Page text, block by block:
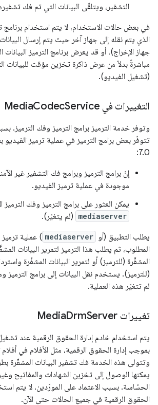
التشفير، ويتلقّى البيانات التي تم فك
في بعض حالات الاستخدام، لا يتم استخدام برنامج
الذي يتم نقله إلى جهاز آخر حيث يتم إرسال
جهاز الإخراج)، أو قد يعرض برنامج الترميز
مباشرةً بدلاً من عرض ذاكرة تخزين مؤقت للبيانات
(تشغيل الفيديو).
التغييرات في Media CodecService
وتوفر خدمة الترميز برامج الترميز وفك الترميز.
7.0:
إنّ برامج الترميز وبرامج فك التشفير غير
موجودة في عملية ترميز الفيديو.
يمكن العثور على برامج الترميز وفك الترميز
mediaserver (لم يتغيّر).
يطلب التطبيق (أو mediaserver ) عملية ترميز
المطلوب، ثم يطلب هذا الترميز لتمرير البيانات
المشفَّرة (للترميز) أو لتمرير البيانات المشفَّرة
(للترميز). يستخدم نقل البيانات إلى برامج الترميز
لم تتغيّر هذه العملية.
تغييرات Media DrmServer
يتم استخدام خادم إدارة الحقوق الرقمية عند
وتتولى هذه الخدمة فك تشفير البيانات المشفّرة
يمكنها الوصول إلى تخزين الشهادات والمفاتيح
الحسّاسة. بسبب الاعتماد على المورّدين، لا يتم
الحقوق الرقمية في جميع الحالات حتى الآن.